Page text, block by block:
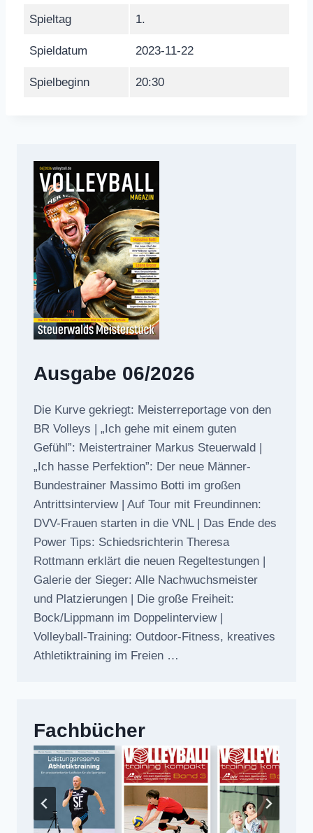
Spieltag 1.
Spieldatum 2023-11-22
Spielbeginn 20:30
Ausgabe 06/2026
Die Kurve gekriegt: Meisterreportage von den
BR Volleys | „Ich gehe mit einem guten
Gefühl”: Meistertrainer Markus Steuerwald |
„Ich hasse Perfektion”: Der neue Männer-
Bundestrainer Massimo Botti im großen
Antrittsinterview | Auf Tour mit Freundinnen:
DVV-Frauen starten in die VNL | Das Ende des
Power Tips: Schiedsrichterin Theresa
Rottmann erklärt die neuen Regeltestungen |
Galerie der Sieger: Alle Nachwuchsmeister
und Platzierungen | Die große Freiheit:
Bock/Lippmann im Doppelinterview |
Volleyball-Training: Outdoor-Fitness, kreatives
Athletiktraining im Freien …
Fachbücher